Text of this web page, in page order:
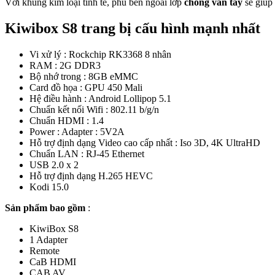
Kiwibox S8 trang bị cấu hình mạnh nhất
Vi xử lý : Rockchip RK3368 8 nhân
RAM : 2G DDR3
Bộ nhớ trong : 8GB eMMC
Card đồ họa : GPU 450 Mali
Hệ điều hành : Android Lollipop 5.1
Chuẩn kết nối Wifi : 802.11 b/g/n
Chuẩn HDMI : 1.4
Power : Adapter : 5V2A
Hỗ trợ định dạng Video cao cấp nhất : Iso 3D, 4K UltraHD
Chuẩn LAN : RJ-45 Ethernet
USB 2.0 x 2
Hỗ trợ định dạng H.265 HEVC
Kodi 15.0
Sản phẩm bao gồm :
KiwiBox S8
1 Adapter
Remote
CaB HDMI
CAB AV